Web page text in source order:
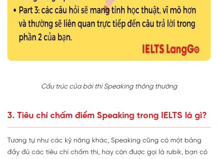
Cấu trúc của bài thi Speaking thông thường
3. Tiêu chí chấm điểm Speaking trong IELTS là gì?
Tương tự như các kỹ năng khác, Speaking cũng có một bảng
đầy đủ các tiêu chí chấm thi, hay còn được gọi là rubik, bạn có